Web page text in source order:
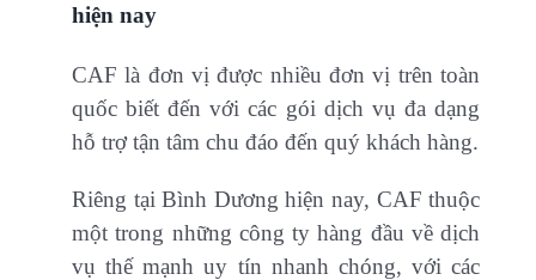
hiện nay
CAF là đơn vị được nhiều đơn vị trên toàn
quốc biết đến với các gói dịch vụ đa dạng
hỗ trợ tận tâm chu đáo đến quý khách hàng.
Riêng tại Bình Dương hiện nay, CAF thuộc
một trong những công ty hàng đầu về dịch
vụ thế mạnh uy tín nhanh chóng, với các